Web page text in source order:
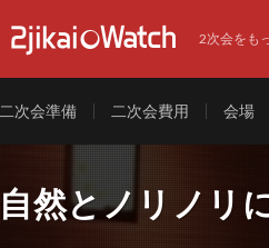
2次会をも
二次会準備 二次会費用 会場
自然とノリノリ